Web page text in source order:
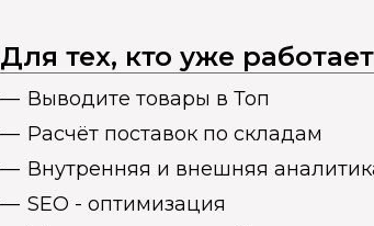
Для тех, кто уже
Выводите товары в Топ
Расчёт поставок по складам
Внутренняя и внешняя
SEO - оптимизация